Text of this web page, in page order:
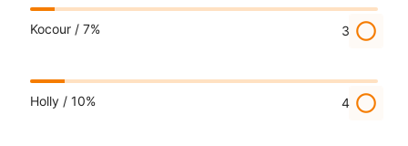
Kocour / 7% 3 radio_button_unchecked
Holly / 10% 4 radio_button_unchecked